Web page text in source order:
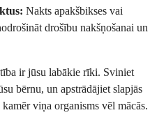
Nakts apakšbikses vai
drošību nakšņošanai un
ir jūsu labākie rīki. Sviniet
bērnu, un apstrādājiet slapjās
viņa organisms vēl mācās.